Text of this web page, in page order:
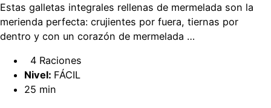
Estas galletas integrales rellenas de mermelada son la
merienda perfecta: crujientes por fuera, tiernas por
dentro y con un corazón de mermelada …
4 Raciones
Nivel: FÁCIL
25 min